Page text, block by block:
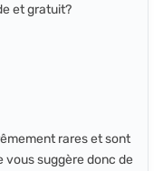
et gratuit?
rares et sont
vous suggère donc de